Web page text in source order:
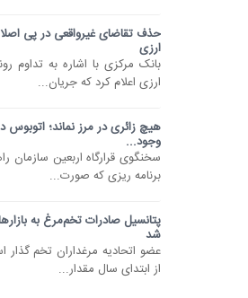
حذف تقاضای غیرواقعی در پی
ارزی
بانک مرکزی با اشاره به تداوم
ارزی اعلام کرد که جریان...
هیچ زائری در مرز نماند؛ اتوبوس
وجود...
سخنگوی قرارگاه اربعین سازمان
برنامه ریزی که صورت...
پتانسیل صادرات تخم‌مرغ به
شد
عضو اتحادیه مرغداران تخم گذار
از ابتدای سال مقدار...